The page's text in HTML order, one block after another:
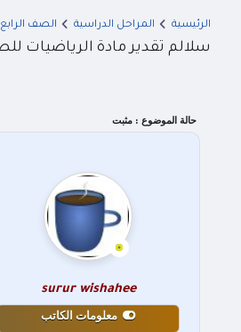
الرئيسية المراحل الدراسية الصف الرابع
سلالم تقدير مادة الرياضيات للصف
حالة الموضوع : مثبت
surur wishahee
معلومات الكاتب